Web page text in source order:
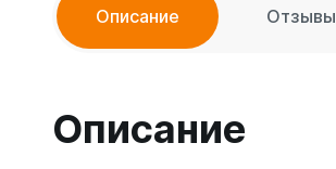
Описание Отзывы
Описание